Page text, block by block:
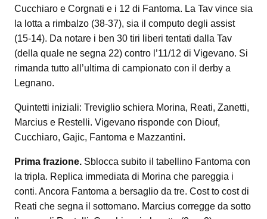
Cucchiaro e Corgnati e i 12 di Fantoma. La Tav vince sia
la lotta a rimbalzo (38-37), sia il computo degli assist
(15-14). Da notare i ben 30 tiri liberi tentati dalla Tav
(della quale ne segna 22) contro l’11/12 di Vigevano. Si
rimanda tutto all’ultima di campionato con il derby a
Legnano.
Quintetti iniziali: Treviglio schiera Morina, Reati, Zanetti,
Marcius e Restelli. Vigevano risponde con Diouf,
Cucchiaro, Gajic, Fantoma e Mazzantini.
Prima frazione. Sblocca subito il tabellino Fantoma con
la tripla. Replica immediata di Morina che pareggia i
conti. Ancora Fantoma a bersaglio da tre. Cost to cost di
Reati che segna il sottomano. Marcius corregge da sotto